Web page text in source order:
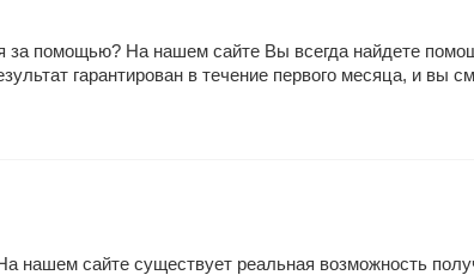
за помощью? На нашем сайте Вы всегда найдете
гарантирован в течение первого месяца, и вы
нашем сайте существует реальная возможность